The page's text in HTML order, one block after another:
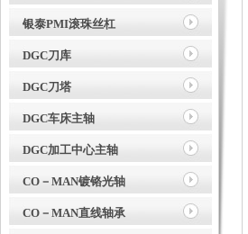
银泰PMI滚珠丝杠
DGC刀库
DGC刀塔
DGC车床主轴
DGC加工中心主轴
CO－MAN镀铬光轴
CO－MAN直线轴承